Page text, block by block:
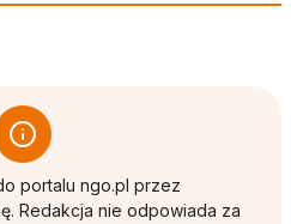
portalu ngo.pl przez
Redakcja nie odpowiada za